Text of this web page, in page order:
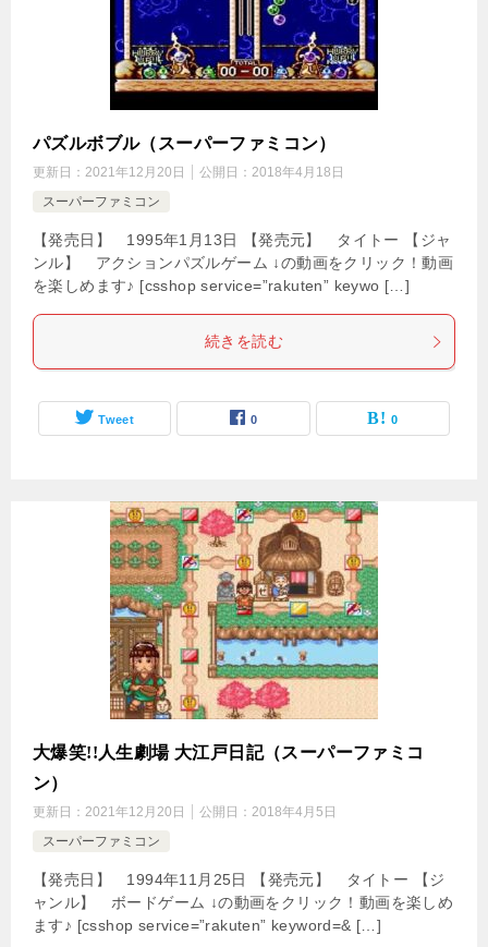
パズルボブル（スーパーファミコン）
更新日： 2021年12月20日 公開日： 2018年4月18日
スーパーファミコン
【発売日】 1995年1月13日 【発売元】 タイトー 【ジャ
ンル】 アクションパズルゲーム ↓の動画をクリック！動画
を楽しめます♪ [csshop service=”rakuten” keywo […]
続きを読む
Tweet 0 0
大爆笑!!人生劇場 大江戸日記（スーパーファミコ
ン）
更新日： 2021年12月20日 公開日： 2018年4月5日
スーパーファミコン
【発売日】 1994年11月25日 【発売元】 タイトー 【ジ
ャンル】 ボードゲーム ↓の動画をクリック！動画を楽しめ
ます♪ [csshop service=”rakuten” keyword=& […]